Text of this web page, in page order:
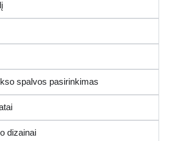
spalvos pasirinkimas
dizainai